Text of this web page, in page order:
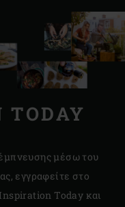
TODAY
μέσω του
εγγραφείτε στο
Today και